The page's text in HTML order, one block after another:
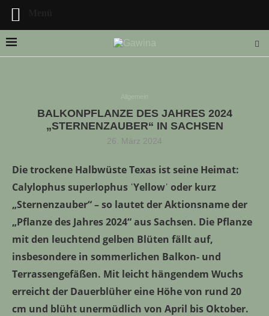
STELLENANGEBOTE!!!
BALKONPFLANZE DES JAHRES 2024
„STERNENZAUBER“ IN SACHSEN
26. März 2024
Die trockene Halbwüste Texas ist seine Heimat:
Calylophus superlophus ˈYellowˈ oder kurz
„Sternenzauber“ – so lautet der Aktionsname der
„Pflanze des Jahres 2024“ aus Sachsen. Die Pflanze
mit den leuchtend gelben Blüten fällt auf,
insbesondere in sommerlichen Balkon- und
Terrassengefäßen. Mit leicht hängendem Wuchs
erreicht der Dauerblüher eine Höhe von rund 20
cm und blüht unermüdlich von April bis Oktober.
Feines, nadelförmiges Laub und leuchtend gelbe
Blüten zieren den „Sternenzauber“. Der